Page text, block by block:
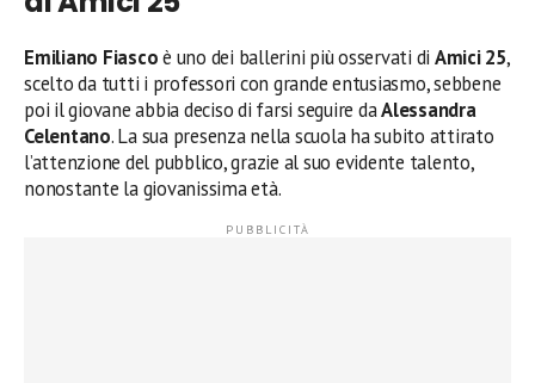
Emiliano Fiascoè uno dei ballerini più osservati di Amici 25,
scelto da tutti i professori con grande entusiasmo, sebbene
poi il giovane abbia deciso di farsi seguire daAlessandra
Celentano. La sua presenza nella scuola ha subito attirato
l’attenzione del pubblico, grazie al suo evidente talento,
nonostante la giovanissima età.